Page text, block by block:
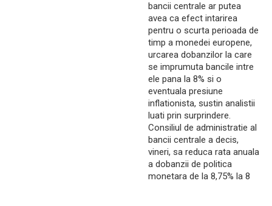
bancii centrale ar putea
avea ca efect intarirea
pentru o scurta perioada de
timp a monedei europene,
urcarea dobanzilor la care
se imprumuta bancile intre
ele pana la 8% si o
eventuala presiune
inflationista, sustin analistii
luati prin surprindere.
Consiliul de administratie al
bancii centrale a decis,
vineri, sa reduca rata anuala
a dobanzii de politica
monetara de la 8,75% la 8